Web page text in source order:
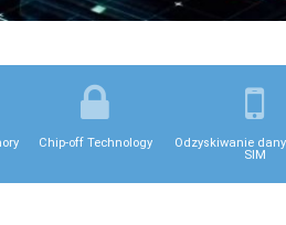
Chip-off Technology
Odzyskiwanie
SIM